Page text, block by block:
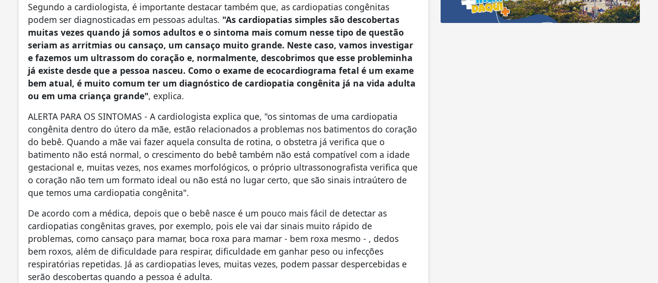
Segundo a cardiologista, é importante destacar também que, as cardiopatias congênitas
podem ser diagnosticadas em pessoas adultas. "As cardiopatias simples são descobertas
muitas vezes quando já somos adultos e o sintoma mais comum nesse tipo de questão
seriam as arritmias ou cansaço, um cansaço muito grande. Neste caso, vamos investigar
e fazemos um ultrassom do coração e, normalmente, descobrimos que esse probleminha
já existe desde que a pessoa nasceu. Como o exame de ecocardiograma fetal é um exame
bem atual, é muito comum ter um diagnóstico de cardiopatia congênita já na vida adulta
ou em uma criança grande", explica.
ALERTA PARA OS SINTOMAS - A cardiologista explica que, "os sintomas de uma cardiopatia
congênita dentro do útero da mãe, estão relacionados a problemas nos batimentos do coração
do bebê. Quando a mãe vai fazer aquela consulta de rotina, o obstetra já verifica que o
batimento não está normal, o crescimento do bebê também não está compatível com a idade
gestacional e, muitas vezes, nos exames morfológicos, o próprio ultrassonografista verifica que
o coração não tem um formato ideal ou não está no lugar certo, que são sinais intraútero de
que temos uma cardiopatia congênita".
De acordo com a médica, depois que o bebê nasce é um pouco mais fácil de detectar as
cardiopatias congênitas graves, por exemplo, pois ele vai dar sinais muito rápido de
problemas, como cansaço para mamar, boca roxa para mamar - bem roxa mesmo - , dedos
bem roxos, além de dificuldade para respirar, dificuldade em ganhar peso ou infecções
respiratórias repetidas. Já as cardiopatias leves, muitas vezes, podem passar despercebidas e
serão descobertas quando a pessoa é adulta.